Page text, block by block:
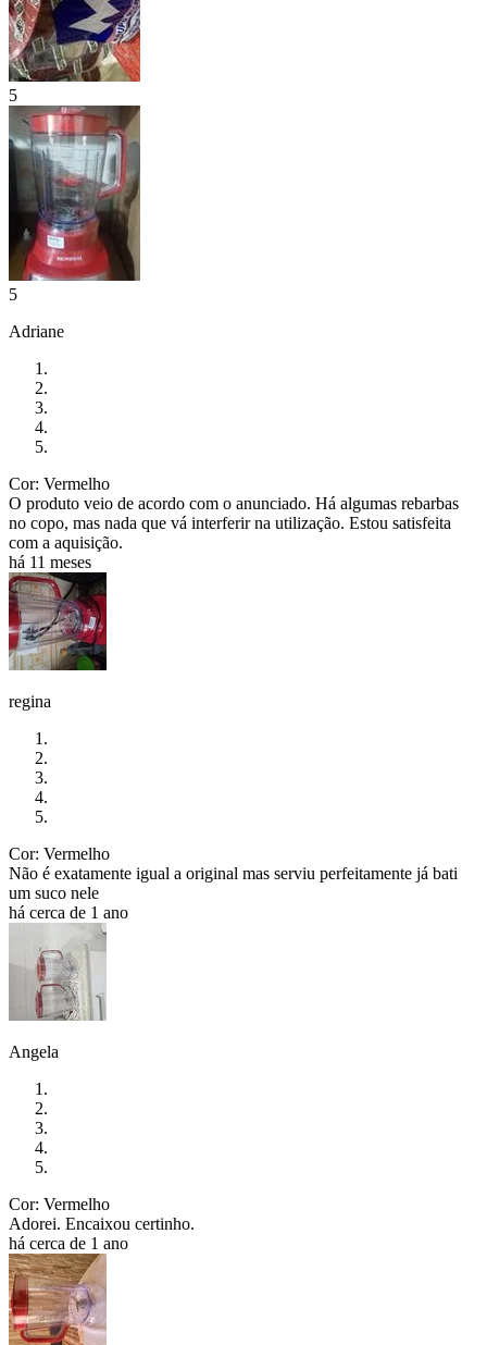
5
5
Adriane
Cor: Vermelho
O produto veio de acordo com o anunciado. Há algumas rebarbas
no copo, mas nada que vá interferir na utilização. Estou satisfeita
com a aquisição.
há 11 meses
regina
Cor: Vermelho
Não é exatamente igual a original mas serviu perfeitamente já bati
um suco nele
há cerca de 1 ano
Angela
Cor: Vermelho
Adorei. Encaixou certinho.
há cerca de 1 ano